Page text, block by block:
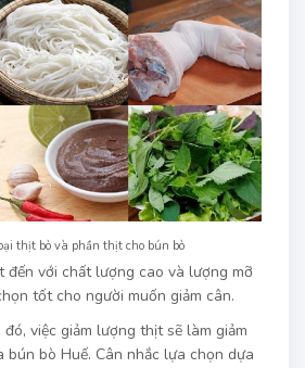
thịt bò và phần thịt cho bún bò
đến với chất lượng cao và lượng mỡ
tốt cho người muốn giảm cân.
việc giảm lượng thịt sẽ làm giảm
bún bò Huế. Cân nhắc lựa chọn dựa